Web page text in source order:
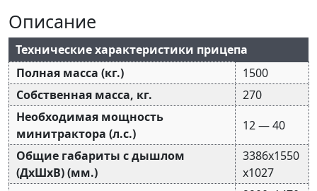
Описание
Технические характеристики прицепа
Полная масса (кг.)
1500
Собственная масса, кг.
270
Необходимая мощность
минитрактора (л.с.)
12 — 40
Общие габариты с дышлом
(ДхШхВ) (мм.)
3386х1550
х1027